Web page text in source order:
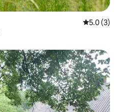
レビュー3
5.0 (3)